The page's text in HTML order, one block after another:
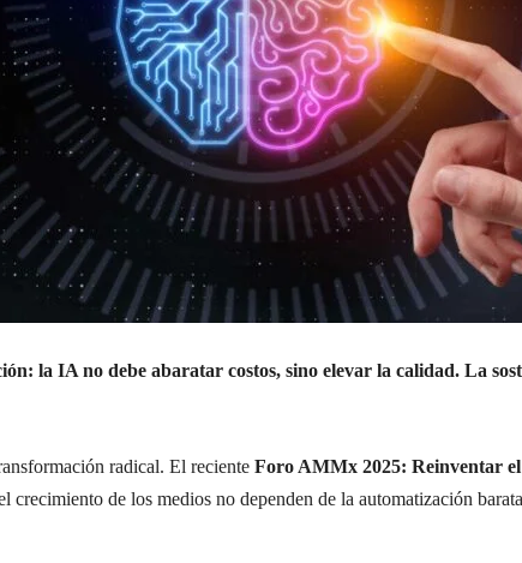
la IA no debe abaratar costos, sino elevar la calidad. La
radical. El reciente Foro AMMx 2025: Reinventar
de los medios no dependen de la automatización